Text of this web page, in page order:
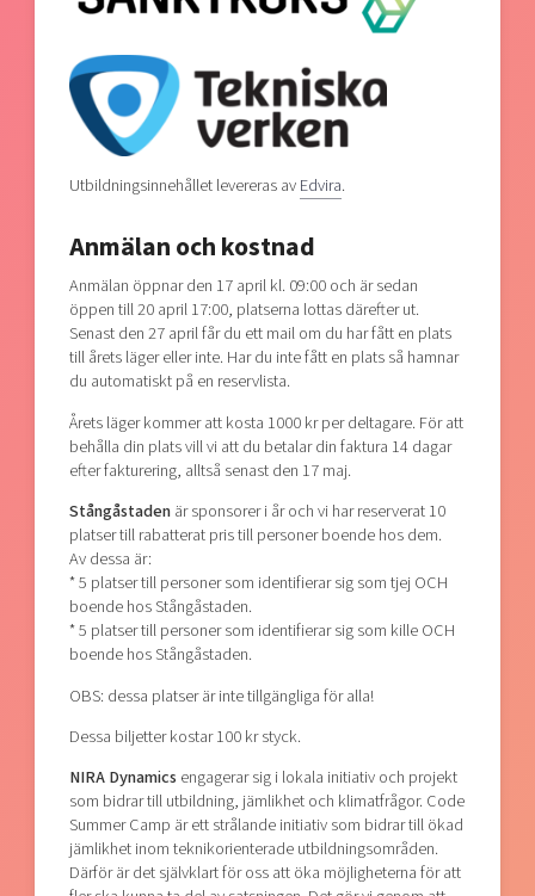
Utbildningsinnehållet levereras avEdvira.
Anmälan och kostnad
Anmälan öppnar den 17 april kl. 09:00 och är sedan
öppen till 20 april 17:00, platserna lottas därefter ut.
Senast den 27 april får du ett mail om du har fått en plats
till årets läger eller inte. Har du inte fått en plats så hamnar
du automatiskt på en reservlista.
Årets läger kommer att kosta 1000 kr per deltagare. För att
behålla din plats vill vi att du betalar din faktura 14 dagar
efter fakturering, alltså senast den 17 maj.
Stångåstadenär sponsorer i år och vi har reserverat 10
platser till rabatterat pris till personer boende hos dem.
Av dessa är:
* 5 platser till personer som identifierar sig som tjej OCH
boende hos Stångåstaden.
* 5 platser till personer som identifierar sig som kille OCH
boende hos Stångåstaden.
OBS: dessa platser är inte tillgängliga för alla!
Dessa biljetter kostar 100 kr styck.
NIRA Dynamics engagerar sig i lokala initiativ och projekt
som bidrar till utbildning, jämlikhet och klimatfrågor. Code
Summer Camp är ett strålande initiativ som bidrar till ökad
jämlikhet inom teknikorienterade utbildningsområden.
Därför är det självklart för oss att öka möjligheterna för att